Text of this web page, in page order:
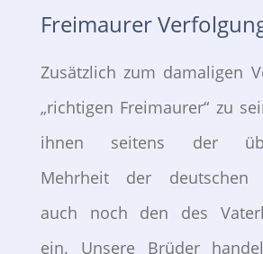
Freimaurer
Zusätzlich zum damaligen
„richtigen Freimaurer“ zu
ihnen seitens der
Mehrheit der deutschen
auch noch den des
ein. Unsere Brüder